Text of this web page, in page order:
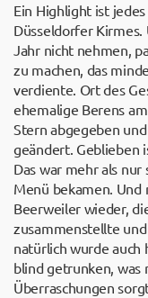
Ein Highlight ist
Düsseldorfer Kirmes.
Jahr nicht nehmen,
zu machen, das
verdiente. Ort des
ehemalige Berens
Stern abgegeben
geändert. Geblieben
Das war mehr als
Menü bekamen. Und
Beerweiler wieder,
zusammenstellte
natürlich wurde auch
blind getrunken, was
Überraschungen